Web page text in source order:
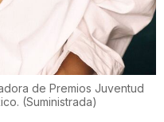
de Premios Juventud
(Suministrada)